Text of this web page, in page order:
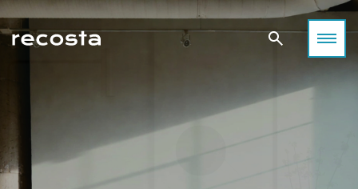
空間が感性を刺激する──撮影が生まれる場所について考える
撮影空間の「これまで」
「空間が感性を刺激する」──
その考え方から始まる表現の可能性。
表現を生み出すための重要な要素として発展してきました。
自然光の入り方、家具の配置、壁や床の質感、光と影のバラン
そのすべてが作品の印象を左右し、創造力を刺激します。
住宅風のリビング、モダンなオフィス、アンティーク調の洋
そして静かな古民家──それぞれの空間が持つ世界観が、
クリエイターの表現を支え、作品に深みを与えてきました。
撮影者、被写体、そしてその場を共有するすべての人が、
目黒で出会う、感性を刺激する撮影空間
光・静寂・素材が語り合う街、目黒。
都会の余白が、あなたの表現をやさしく包み込みます。
東京・目黒区は、洗練と温もりが共存する“感性の街”。
高感度なショップやギャラリー、カフェが立ち並びながらも、
そんなコントラストこそが、この街が多くのフォトグラファー
目黒エリアには、自然光・空間デザイン・素材感のバランスに
優れた撮影スタジオが数多く存在します。
ファッション、アート、ライフスタイル、ムービー、SNSコン
テンツ――
それぞれの作品テーマに応じた最適な“光”と“空気感”が揃って
います。
光・緑・デザインが共鳴する街、世田谷。
あなたの作品に“ちょうどいい空間”がきっと見つかります。
都心の喧騒から少し離れた世田谷エリアは、
自然光と緑に恵まれた撮影スポットが豊富なロケーション。
ファッション、ライフスタイル、アート、ムービー、SNS撮影
あらゆるクリエイティブにフィットするハウススタジオが点在
この記事では、「どんな作品を撮りたいか」に合わせて
世田谷エリアのおすすめスタジオをカテゴリー別にご紹介。
光・デザイン・空間構成──それぞれの個性を感じながら、
あなたのイメージを最も引き出せる場所を見つけてください。